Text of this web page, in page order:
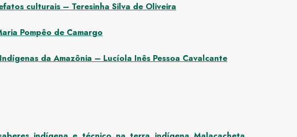
culturais – Teresinha Silva de Oliveira
Pompêo de Camargo
da Amazônia – Lucíola Inês Pessoa Cavalcante